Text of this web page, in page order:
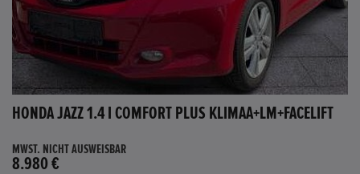
HONDA JAZZ 1.4 I COMFORT PLUS KLIMAA+LM+FACELIFT
MWST. NICHT AUSWEISBAR
8.980 €